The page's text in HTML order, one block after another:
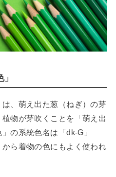
は、萌え出た葱（ねぎ）の芽
物が芽吹くことを「萌え出
の系統色名は「dk-G」
ら着物の色にもよく使われ